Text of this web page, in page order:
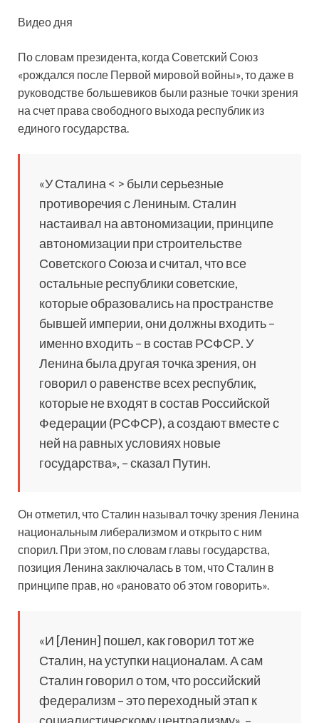
Видео дня
По словам президента, когда Советский Союз
«рождался после Первой мировой войны», то даже в
руководстве большевиков были разные точки зрения
на счет права свободного выхода республик из
единого государства.
«У Сталина < > были серьезные
противоречия с Лениным. Сталин
настаивал на автономизации, принципе
автономизации при строительстве
Советского Союза и считал, что все
остальные республики советские,
которые образовались на пространстве
бывшей империи, они должны входить –
именно входить – в состав РСФСР. У
Ленина была другая точка зрения, он
говорил о равенстве всех республик,
которые не входят в состав Российской
Федерации (РСФСР), а создают вместе с
ней на равных условиях новые
государства», – сказал Путин.
Он отметил, что Сталин называл точку зрения Ленина
национальным либерализмом и открыто с ним
спорил. При этом, по словам главы государства,
позиция Ленина заключалась в том, что Сталин в
принципе прав, но «рановато об этом говорить».
«И [Ленин] пошел, как говорил тот же
Сталин, на уступки националам. А сам
Сталин говорил о том, что российский
федерализм – это переходный этап к